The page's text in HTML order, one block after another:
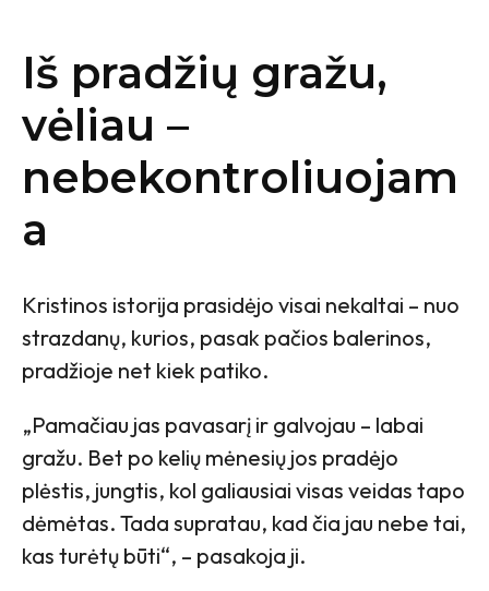
Iš pradžių gražu,
vėliau –
nebekontroliuojam
a
Kristinos istorija prasidėjo visai nekaltai – nuo
strazdanų, kurios, pasak pačios balerinos,
pradžioje net kiek patiko.
„Pamačiau jas pavasarį ir galvojau – labai
gražu. Bet po kelių mėnesių jos pradėjo
plėstis, jungtis, kol galiausiai visas veidas tapo
dėmėtas. Tada supratau, kad čia jau nebe tai,
kas turėtų būti“, – pasakoja ji.